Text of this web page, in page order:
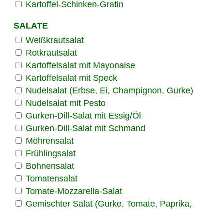
Kartoffel-Schinken-Gratin
SALATE
Weißkrautsalat
Rotkrautsalat
Kartoffelsalat mit Mayonaise
Kartoffelsalat mit Speck
Nudelsalat (Erbse, Ei, Champignon, Gurke)
Nudelsalat mit Pesto
Gurken-Dill-Salat mit Essig/Öl
Gurken-Dill-Salat mit Schmand
Möhrensalat
Frühlingsalat
Bohnensalat
Tomatensalat
Tomate-Mozzarella-Salat
Gemischter Salat (Gurke, Tomate, Paprika,